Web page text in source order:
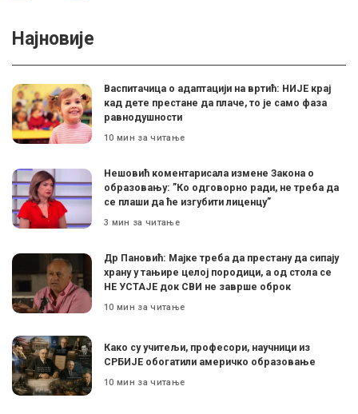
Најновије
Васпитачица о адаптацији на вртић: НИЈЕ крај
кад дете престане да плаче, то је само фаза
равнодушности
10 мин за читање
Нешовић коментарисала измене Закона о
образовању: ”Ко одговорно ради, не треба да
се плаши да ће изгубити лиценцу”
3 мин за читање
Др Пановић: Мајке треба да престану да сипају
храну у тањире целој породици, а од стола се
НЕ УСТАЈЕ док СВИ не заврше оброк
10 мин за читање
Како су учитељи, професори, научници из
СРБИЈЕ обогатили америчко образовање
10 мин за читање